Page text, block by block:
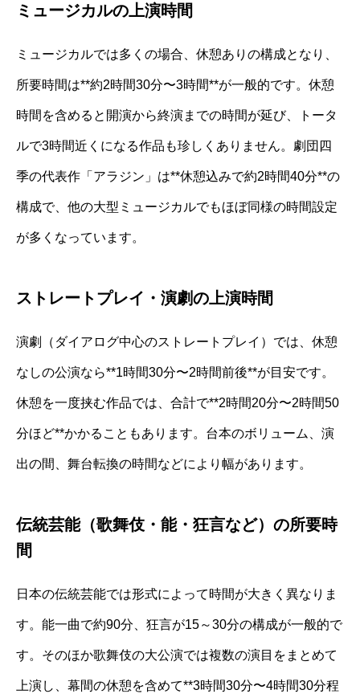
ミュージカルの上演時間
ミュージカルでは多くの場合、休憩ありの構成となり、
所要時間は**約2時間30分〜3時間**が一般的です。休憩
時間を含めると開演から終演までの時間が延び、トータ
ルで3時間近くになる作品も珍しくありません。劇団四
季の代表作「アラジン」は**休憩込みで約2時間40分**の
構成で、他の大型ミュージカルでもほぼ同様の時間設定
が多くなっています。
ストレートプレイ・演劇の上演時間
演劇（ダイアログ中心のストレートプレイ）では、休憩
なしの公演なら**1時間30分〜2時間前後**が目安です。
休憩を一度挟む作品では、合計で**2時間20分〜2時間50
分ほど**かかることもあります。台本のボリューム、演
出の間、舞台転換の時間などにより幅があります。
伝統芸能（歌舞伎・能・狂言など）の所要時
間
日本の伝統芸能では形式によって時間が大きく異なりま
す。能一曲で約90分、狂言が15～30分の構成が一般的で
す。そのほか歌舞伎の大公演では複数の演目をまとめて
上演し、幕間の休憩を含めて**3時間30分〜4時間30分程